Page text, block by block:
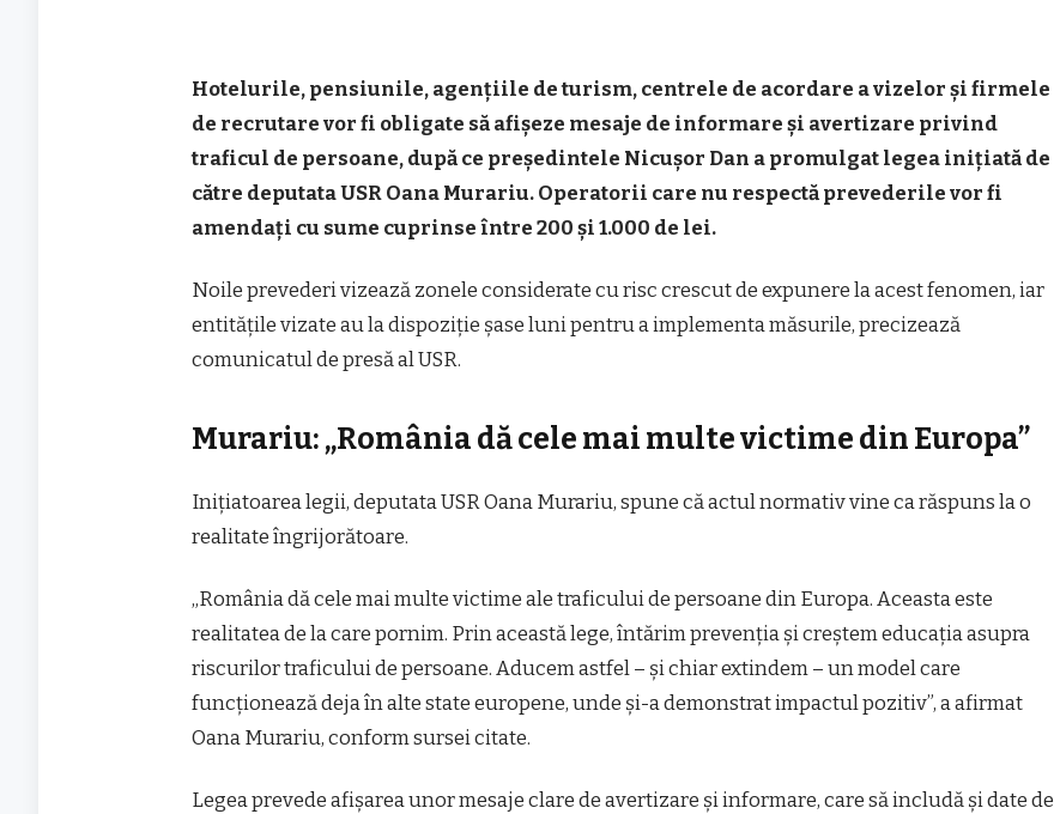
Hotelurile, pensiunile, agențiile de turism, centrele de acordare a vizelor și firmele
de recrutare vor fi obligate să afișeze mesaje de informare și avertizare privind
traficul de persoane, după ce președintele Nicușor Dan a promulgat legea inițiată de
către deputata USR Oana Murariu. Operatorii care nu respectă prevederile vor fi
amendați cu sume cuprinse între 200 și 1.000 de lei.
Noile prevederi vizează zonele considerate cu risc crescut de expunere la acest fenomen, iar
entitățile vizate au la dispoziție șase luni pentru a implementa măsurile, precizează
comunicatul de presă al USR.
Murariu: „România dă cele mai multe victime din Europa”
Inițiatoarea legii, deputata USR Oana Murariu, spune că actul normativ vine ca răspuns la o
realitate îngrijorătoare.
„România dă cele mai multe victime ale traficului de persoane din Europa. Aceasta este
realitatea de la care pornim. Prin această lege, întărim prevenția și creștem educația asupra
riscurilor traficului de persoane. Aducem astfel – și chiar extindem – un model care
funcționează deja în alte state europene, unde și-a demonstrat impactul pozitiv”, a afirmat
Oana Murariu, conform sursei citate.
Legea prevede afișarea unor mesaje clare de avertizare și informare, care să includă și date de